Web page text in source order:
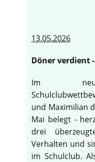
13.05.2026
Döner verdient
Im neu
und Maximilian
Mai belegt -
drei
Verhalten und
im Schulclub.